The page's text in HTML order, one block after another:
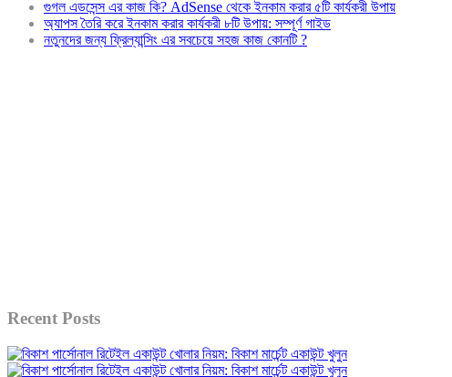
গুগল এডসেন্স এর কাজ কি? AdSense থেকে ইনকাম করার ৫টি কার্যকরী উপায়
অ্যাপস তৈরি করে ইনকাম করার কার্যকরী ৮টি উপায়: সম্পূর্ণ গাইড
নতুনদের জন্য ফ্রিল্যান্সিং এর সবচেয়ে সহজ কাজ কোনটি ?
Recent Posts